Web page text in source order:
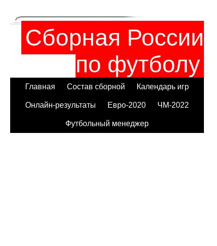
Сборная России
по футболу
Главная Состав сборной Календарь игр
Онлайн-результаты Евро-2020 ЧМ-2022
Футбольный менеджер